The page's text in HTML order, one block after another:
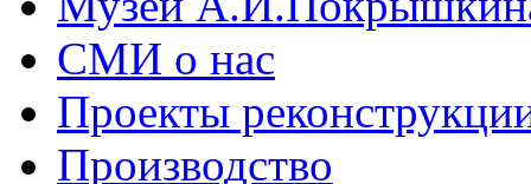
СМИ о нас
Проекты
Производство